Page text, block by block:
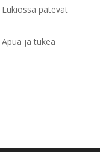
pätevät
ja tukea